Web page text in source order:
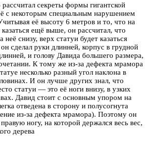
секреты формы гигантской
с некоторым специальным нарушением
её высоту 6 метров и то, что на
казаться ещё выше, он рассчитал, что
снизу, верх статуи будет казаться
сделал руки длинней, корпус в грудной
и голову Давида большего размера,
К тому же из-за дефекта мрамора
несколько разный угол наклона в
И он лучше других знал, что
статуи — это её ноги внизу, в узких
Давид стоит с основным упором на
отведена в сторону и полусогнута
из-за дефекта мрамора). Поэтому он
ногу, на которой держался весь вес,
дерева